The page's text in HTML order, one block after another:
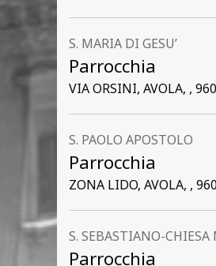
S. MARIA DI GESU’
Parrocchia
VIA ORSINI, AVOLA, ,
S. PAOLO APOSTOLO
Parrocchia
ZONA LIDO, AVOLA, ,
S. SEBASTIANO-CHIESA
Parrocchia